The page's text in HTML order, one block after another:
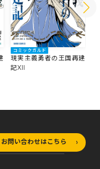
コミックガルド
現実主義勇者の王国再建
記XII
お問い合わせはこちら